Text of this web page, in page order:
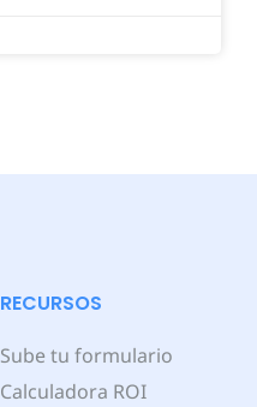
RECURSOS
Sube tu formulario
Calculadora ROI